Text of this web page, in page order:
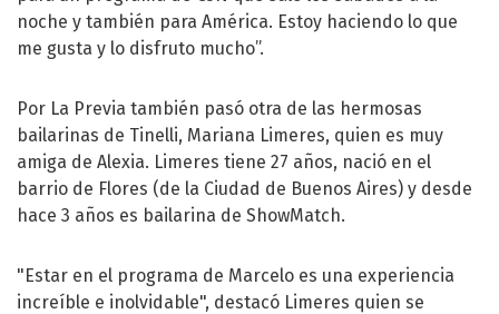
noche y también para América. Estoy haciendo lo que
me gusta y lo disfruto mucho”.
Por La Previa también pasó otra de las hermosas
bailarinas de Tinelli, Mariana Limeres, quien es muy
amiga de Alexia. Limeres tiene 27 años, nació en el
barrio de Flores (de la Ciudad de Buenos Aires) y desde
hace 3 años es bailarina de ShowMatch.
"Estar en el programa de Marcelo es una experiencia
increíble e inolvidable", destacó Limeres quien se